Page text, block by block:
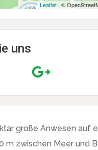
Leaflet | ©
uns
große Anwesen auf
m zwischen Meer und